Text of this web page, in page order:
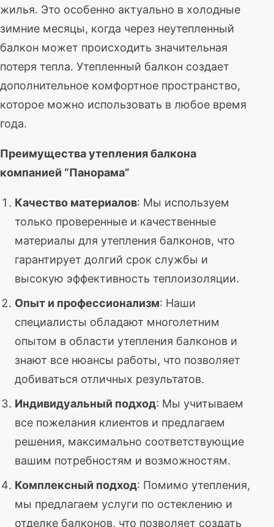
жилья. Это особенно актуально в холодные
зимние месяцы, когда через неутепленный
балкон может происходить значительная
потеря тепла. Утепленный балкон создает
дополнительное комфортное пространство,
которое можно использовать в любое время
года.
Преимущества утепления балкона
компанией “Панорама”
Качество материалов: Мы используем
только проверенные и качественные
материалы для утепления балконов, что
гарантирует долгий срок службы и
высокую эффективность теплоизоляции.
Опыт и профессионализм: Наши
специалисты обладают многолетним
опытом в области утепления балконов и
знают все нюансы работы, что позволяет
добиваться отличных результатов.
Индивидуальный подход: Мы учитываем
все пожелания клиентов и предлагаем
решения, максимально соответствующие
вашим потребностям и возможностям.
Комплексный подход: Помимо утепления,
мы предлагаем услуги по остеклению и
отделке балконов, что позволяет создать